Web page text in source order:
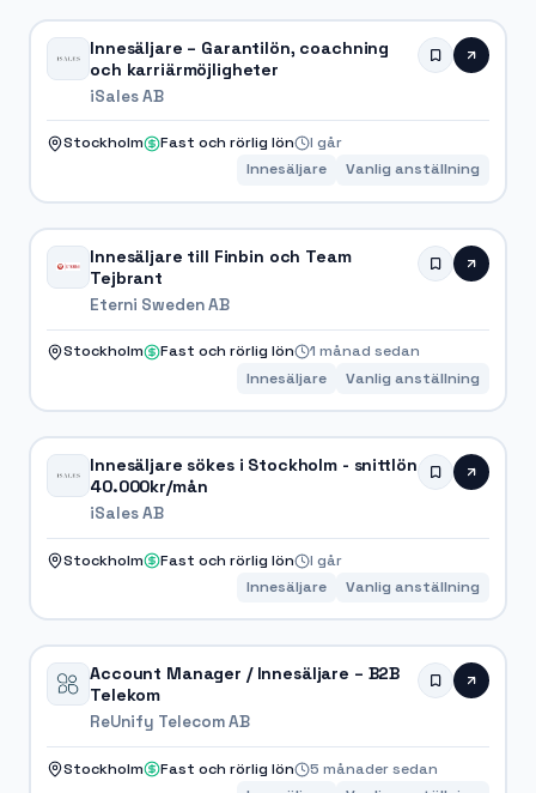
Innesäljare – Garantilön, coachning
och karriärmöjligheter
iSales AB
Stockholm Fast och rörlig lön
I går
Innesäljare
Vanlig anställning
Innesäljare till Finbin och Team
Tejbrant
Eterni Sweden AB
Stockholm Fast och rörlig lön
1 månad sedan
Innesäljare
Vanlig anställning
Innesäljare sökes i Stockholm - snittlön
40.000kr/mån
iSales AB
Stockholm Fast och rörlig lön
I går
Innesäljare
Vanlig anställning
Account Manager / Innesäljare – B2B
Telekom
ReUnify Telecom AB
Stockholm Fast och rörlig lön
5 månader sedan